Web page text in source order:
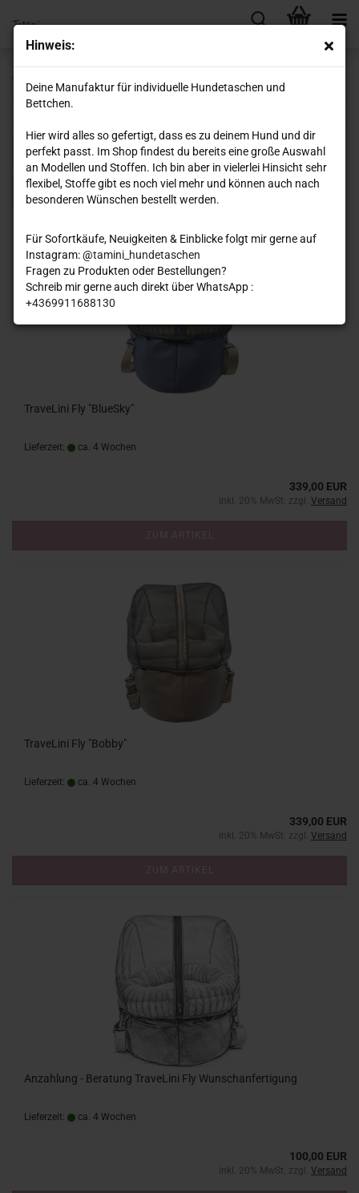
Hinweis:
Deine Manufaktur für individuelle Hundetaschen und
Bettchen.
Hier wird alles so gefertigt, dass es zu deinem Hund und dir
perfekt passt. Im Shop findest du bereits eine große Auswahl
an Modellen und Stoffen. Ich bin aber in vielerlei Hinsicht sehr
flexibel, Stoffe gibt es noch viel mehr und können auch nach
besonderen Wünschen bestellt werden.
Für Sofortkäufe, Neuigkeiten & Einblicke folgt mir gerne auf
Instagram: @tamini_hundetaschen
Fragen zu Produkten oder Bestellungen?
Schreib mir gerne auch direkt über WhatsApp :
+4369911688130
Travelini Fly
Sortieren nach
Sortieren nach 8 pro Seite
pro Seite
1
TraveLini Fly "BlueSky"
Lieferzeit: ca. 4 Wochen
339,00 EUR
inkl. 20% MwSt. zzgl. Versand
TraveLini Fly "Bobby"
Lieferzeit: ca. 4 Wochen
339,00 EUR
inkl. 20% MwSt. zzgl. Versand
Anzahlung - Beratung TraveLini Fly Wunschanfertigung
Lieferzeit: ca. 4 Wochen
100,00 EUR
inkl. 20% MwSt. zzgl. Versand